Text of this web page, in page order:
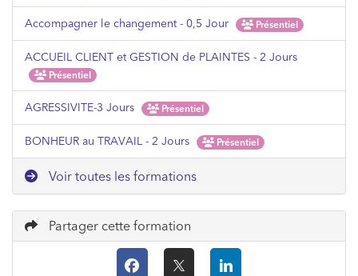
Accompagner le changement - 0,5 Jour Présentiel
ACCUEIL CLIENT et GESTION de PLAINTES - 2 Jours
Présentiel
AGRESSIVITE-3 Jours Présentiel
BONHEUR au TRAVAIL - 2 Jours Présentiel
Voir toutes les formations
Partager cette formation